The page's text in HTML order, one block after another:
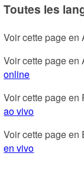
Toutes les
Voir cette page en
Voir cette page en
online
Voir cette page en
ao vivo
Voir cette page en
en vivo